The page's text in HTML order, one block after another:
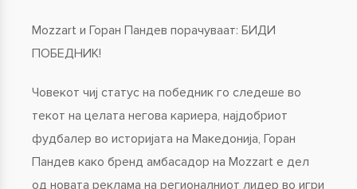
Mozzart и Горан Пандев порачуваат: БИДИ
ПОБЕДНИК!
Човекот чиј статус на победник го следеше во
текот на целата негова кариера, најдобриот
фудбалер во историјата на Македонија, Горан
Пандев како бренд амбасадор на Mozzart е дел
од новата реклама на регионалниот лидер во игри